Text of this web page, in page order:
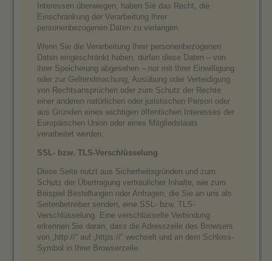
Interessen überwiegen, haben Sie das Recht, die
Einschränkung der Verarbeitung Ihrer
personenbezogenen Daten zu verlangen.
Wenn Sie die Verarbeitung Ihrer personenbezogenen
Daten eingeschränkt haben, dürfen diese Daten – von
ihrer Speicherung abgesehen – nur mit Ihrer Einwilligung
oder zur Geltendmachung, Ausübung oder Verteidigung
von Rechtsansprüchen oder zum Schutz der Rechte
einer anderen natürlichen oder juristischen Person oder
aus Gründen eines wichtigen öffentlichen Interesses der
Europäischen Union oder eines Mitgliedstaats
verarbeitet werden.
SSL- bzw. TLS-Verschlüsselung
Diese Seite nutzt aus Sicherheitsgründen und zum
Schutz der Übertragung vertraulicher Inhalte, wie zum
Beispiel Bestellungen oder Anfragen, die Sie an uns als
Seitenbetreiber senden, eine SSL- bzw. TLS-
Verschlüsselung. Eine verschlüsselte Verbindung
erkennen Sie daran, dass die Adresszeile des Browsers
von „http://“ auf „https://“ wechselt und an dem Schloss-
Symbol in Ihrer Browserzeile.